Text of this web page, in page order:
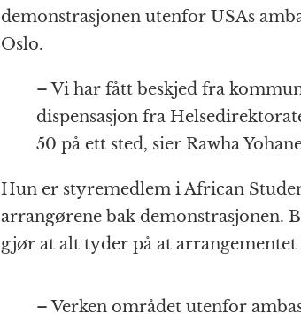
demonstrasjonen utenfor USAs
Oslo.
– Vi har fått beskjed fra
dispensasjon fra
50 på ett sted, sier Rawha
Hun er styremedlem i African
arrangørene bak demonstrasjonen.
gjør at alt tyder på at
– Verken området utenfor